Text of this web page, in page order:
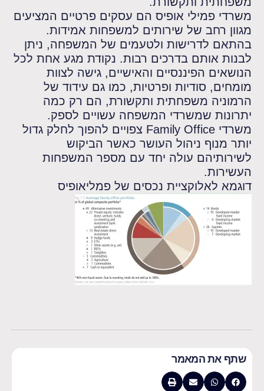
משרדי פמילי אופיס הם עסקים פרטיים המציעים
מגוון רחב של שירותים למשפחות אמידות.
בהתאם לדרישות ולטעמים של המשפחה, ניתן
לבנות אותם בדרכים רבות. נקודת מגע אחת לכל
הנושאים הפיננסיים והאישיים, גישה לצוות
מומחים, סודיות ופרטיות, כמו גם עידוד של
הרמוניה משפחתית ותקשורת, הם רק כמה
יתרונות שמשרדי המשפחה עשויים לספק.
משרדי Family Office צפויים להפוך לחלק גדול
יותר מנוף ניהול העושר כאשר הביקוש
לשירותיהם עולה יחד עם מספר המשפחות
העשירות.
דוגמא לאלוקציית נכסים של פמליאופיס
שתף את המאמר